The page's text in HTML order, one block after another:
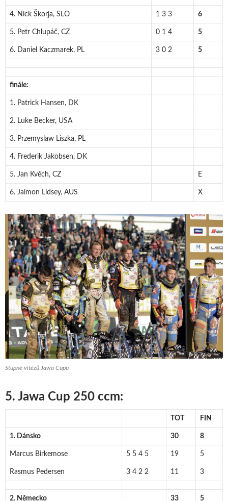
4. Nick Škorja, SLO 1 3 3 6
5. Petr Chlupáč, CZ 0 1 4 5
6. Daniel Kaczmarek, PL 3 0 2 5
finále:
1. Patrick Hansen, DK
2. Luke Becker, USA
3. Przemyslaw Liszka, PL
4. Frederik Jakobsen, DK
5. Jan Kvěch, CZ E
6. Jaimon Lidsey, AUS X
Stupně vítězů Jawa Cupu
5. Jawa Cup 250 ccm:
TOT FIN
1. Dánsko 30 8
Marcus Birkemose 5 5 4 5 19 5
Rasmus Pedersen 3 4 2 2 11 3
2. Německo 33 5